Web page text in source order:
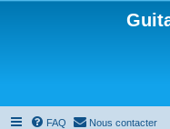
FAQ Nous contacter